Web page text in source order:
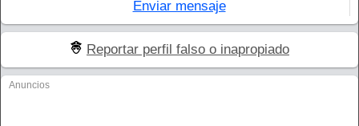
Enviar mensaje
Reportar perfil falso o inapropiado
Anuncios